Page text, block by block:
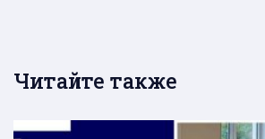
Читайте также